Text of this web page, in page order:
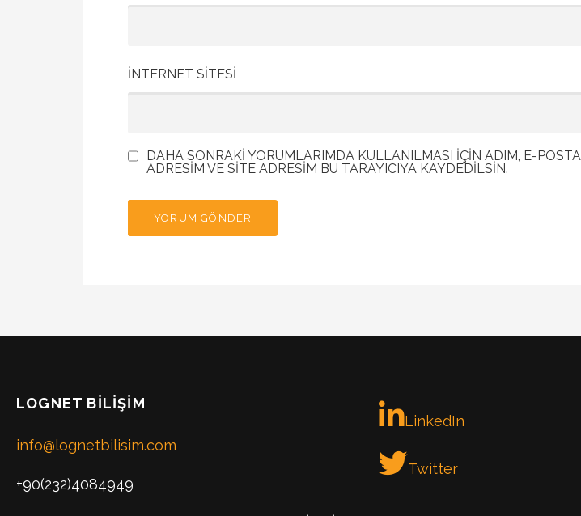
İNTERNET SITESI
DAHA SONRAKI YORUMLARIMDA KULLANILMASI IÇIN ADIM, E-POSTA
ADRESIM VE SITE ADRESIM BU TARAYICIYA KAYDEDILSIN.
LOGNET BILIŞIM
info@lognetbilisim.com
+90(232)4084949
LinkedIn
Twitter